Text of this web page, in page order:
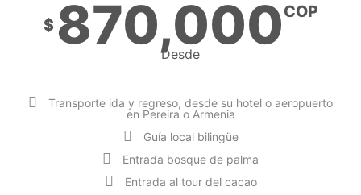
$ 870,000COP
Desde
Transporte ida y regreso, desde su hotel o aeropuerto
en Pereira o Armenia
Guía local bilingüe
Entrada bosque de palma
Entrada al tour del cacao